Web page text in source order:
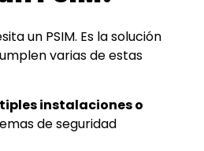
un PSIM. Es la solución
varias de estas
instalaciones o
de seguridad